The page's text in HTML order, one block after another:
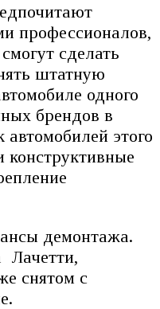
профессионалов,
сделать
штатную
одного
брендов в
этого
конструктивные
демонтажа.
Лачетти,
снятом с